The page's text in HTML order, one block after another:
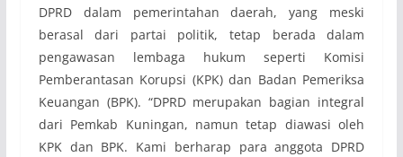
DPRD dalam pemerintahan daerah, yang meski
berasal dari partai politik, tetap berada dalam
pengawasan lembaga hukum seperti Komisi
Pemberantasan Korupsi (KPK) dan Badan Pemeriksa
Keuangan (BPK). “DPRD merupakan bagian integral
dari Pemkab Kuningan, namun tetap diawasi oleh
KPK dan BPK. Kami berharap para anggota DPRD